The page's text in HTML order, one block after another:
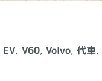
EV, V60, Volvo, 代車,